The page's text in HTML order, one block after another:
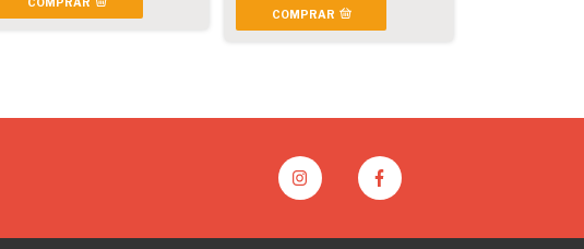
COMPRAR